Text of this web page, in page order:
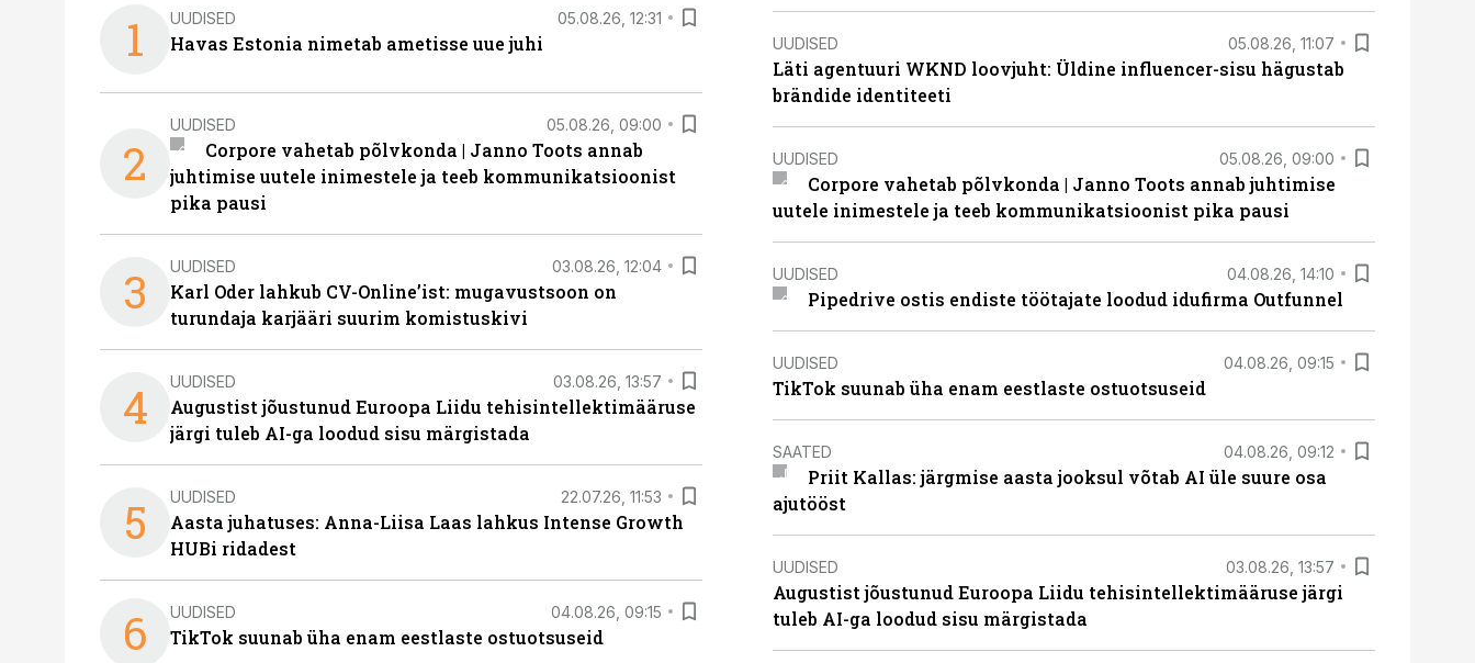
1 UUDISED 05.08.26, 12:31
Havas Estonia nimetab ametisse uue juhi
2
UUDISED 05.08.26, 09:00
Corpore vahetab põlvkonda | Janno Toots annab
juhtimise uutele inimestele ja teeb kommunikatsioonist
pika pausi
3 UUDISED 03.08.26, 12:04
Karl Oder lahkub CV-Online’ist: mugavustsoon on
turundaja karjääri suurim komistuskivi
4 UUDISED 03.08.26, 13:57
Augustist jõustunud Euroopa Liidu tehisintellektimääruse
järgi tuleb AI-ga loodud sisu märgistada
5 UUDISED 22.07.26, 11:53
Aasta juhatuses: Anna-Liisa Laas lahkus Intense Growth
HUBi ridadest
6 UUDISED 04.08.26, 09:15
TikTok suunab üha enam eestlaste ostuotsuseid
UUDISED 05.08.26, 11:07
Läti agentuuri WKND loovjuht: Üldine influencer-sisu hägustab
brändide identiteeti
UUDISED 05.08.26, 09:00
Corpore vahetab põlvkonda | Janno Toots annab juhtimise
uutele inimestele ja teeb kommunikatsioonist pika pausi
UUDISED 04.08.26, 14:10
Pipedrive ostis endiste töötajate loodud idufirma Outfunnel
UUDISED 04.08.26, 09:15
TikTok suunab üha enam eestlaste ostuotsuseid
SAATED 04.08.26, 09:12
Priit Kallas: järgmise aasta jooksul võtab AI üle suure osa
ajutööst
UUDISED 03.08.26, 13:57
Augustist jõustunud Euroopa Liidu tehisintellektimääruse järgi
tuleb AI-ga loodud sisu märgistada